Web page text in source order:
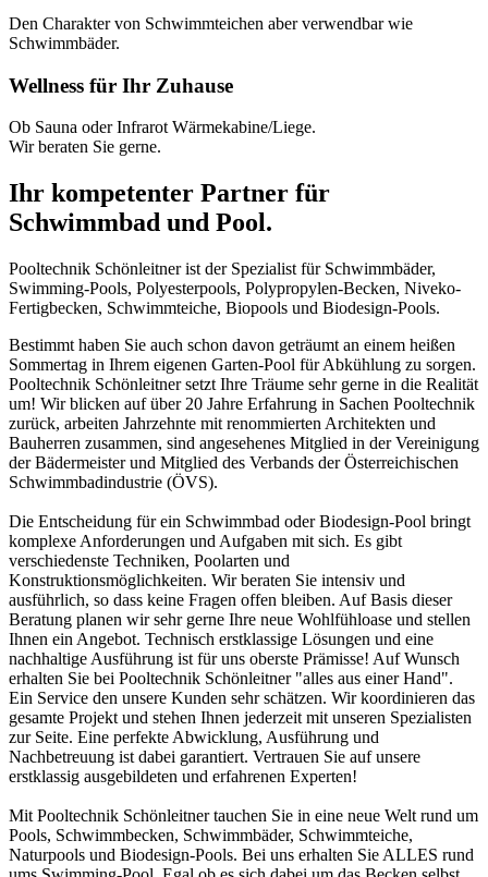
Den Charakter von Schwimmteichen aber verwendbar wie
Schwimmbäder.
Wellness für Ihr Zuhause
Ob Sauna oder Infrarot Wärmekabine/Liege.
Wir beraten Sie gerne.
Ihr kompetenter Partner für
Schwimmbad und Pool.
Pooltechnik Schönleitner ist der Spezialist für Schwimmbäder,
Swimming-Pools, Polyesterpools, Polypropylen-Becken, Niveko-
Fertigbecken, Schwimmteiche, Biopools und Biodesign-Pools.
Bestimmt haben Sie auch schon davon geträumt an einem heißen
Sommertag in Ihrem eigenen Garten-Pool für Abkühlung zu sorgen.
Pooltechnik Schönleitner setzt Ihre Träume sehr gerne in die Realität
um! Wir blicken auf über 20 Jahre Erfahrung in Sachen Pooltechnik
zurück, arbeiten Jahrzehnte mit renommierten Architekten und
Bauherren zusammen, sind angesehenes Mitglied in der Vereinigung
der Bädermeister und Mitglied des Verbands der Österreichischen
Schwimmbadindustrie (ÖVS).
Die Entscheidung für ein Schwimmbad oder Biodesign-Pool bringt
komplexe Anforderungen und Aufgaben mit sich. Es gibt
verschiedenste Techniken, Poolarten und
Konstruktionsmöglichkeiten. Wir beraten Sie intensiv und
ausführlich, so dass keine Fragen offen bleiben. Auf Basis dieser
Beratung planen wir sehr gerne Ihre neue Wohlfühloase und stellen
Ihnen ein Angebot. Technisch erstklassige Lösungen und eine
nachhaltige Ausführung ist für uns oberste Prämisse! Auf Wunsch
erhalten Sie bei Pooltechnik Schönleitner "alles aus einer Hand".
Ein Service den unsere Kunden sehr schätzen. Wir koordinieren das
gesamte Projekt und stehen Ihnen jederzeit mit unseren Spezialisten
zur Seite. Eine perfekte Abwicklung, Ausführung und
Nachbetreuung ist dabei garantiert. Vertrauen Sie auf unsere
erstklassig ausgebildeten und erfahrenen Experten!
Mit Pooltechnik Schönleitner tauchen Sie in eine neue Welt rund um
Pools, Schwimmbecken, Schwimmbäder, Schwimmteiche,
Naturpools und Biodesign-Pools. Bei uns erhalten Sie ALLES rund